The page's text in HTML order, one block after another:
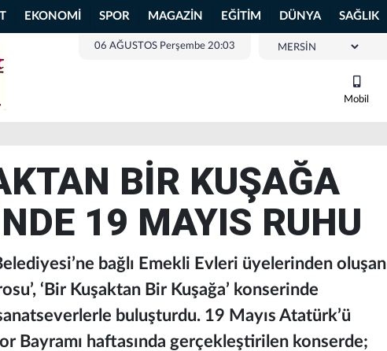
EKONOMİ SPOR MAGAZİN EĞİTİM DÜNYA SAĞLIK
06 AĞUSTOS Perşembe 20:03
Mobil
BİR KUŞAĞA
19 MAYIS RUHU
bağlı Emekli Evleri üyelerinden oluşan
‘Bir Kuşaktan Bir Kuşağa’ konserinde
buluşturdu. 19 Mayıs Atatürk’ü
Bayramı haftasında gerçekleştirilen konserde;